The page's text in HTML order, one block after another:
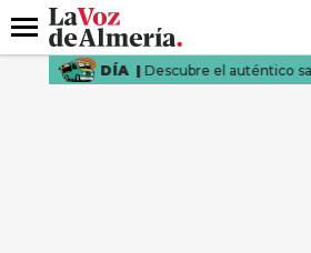
DESTACADO
Menú